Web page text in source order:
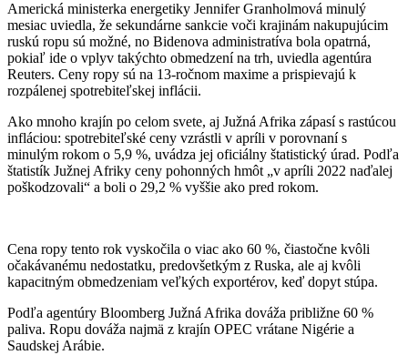
Americká ministerka energetiky Jennifer Granholmová minulý
mesiac uviedla, že sekundárne sankcie voči krajinám nakupujúcim
ruskú ropu sú možné, no Bidenova administratíva bola opatrná,
pokiaľ ide o vplyv takýchto obmedzení na trh, uviedla agentúra
Reuters. Ceny ropy sú na 13-ročnom maxime a prispievajú k
rozpálenej spotrebiteľskej inflácii.
Ako mnoho krajín po celom svete, aj Južná Afrika zápasí s rastúcou
infláciou: spotrebiteľské ceny vzrástli v apríli v porovnaní s
minulým rokom o 5,9 %, uvádza jej oficiálny štatistický úrad. Podľa
štatistík Južnej Afriky ceny pohonných hmôt „v apríli 2022 naďalej
poškodzovali“ a boli o 29,2 % vyššie ako pred rokom.
Cena ropy tento rok vyskočila o viac ako 60 %, čiastočne kvôli
očakávanému nedostatku, predovšetkým z Ruska, ale aj kvôli
kapacitným obmedzeniam veľkých exportérov, keď dopyt stúpa.
Podľa agentúry Bloomberg Južná Afrika dováža približne 60 %
paliva. Ropu dováža najmä z krajín OPEC vrátane Nigérie a
Saudskej Arábie.